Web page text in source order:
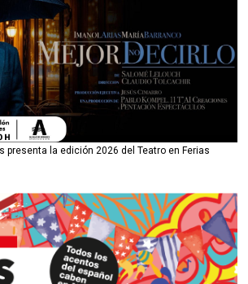
presenta la edición 2026 del Teatro en Ferias